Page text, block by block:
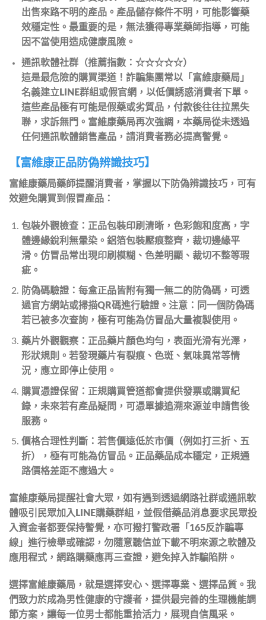
出售來路不明的產品。產品儲存條件不明，可能影響藥
效穩定性。最重要的是，無法獲得專業藥師指導，可能
因不當使用造成健康風險。
通訊軟體社群（推薦指數：☆☆☆☆☆）
這是最危險的購買渠道！詐騙集團常以「富維康藥局」
名義建立LINE群組或假官網，以低價誘惑消費者下單。
這些產品極有可能是假藥或劣質品，付款後往往拉黑失
聯，求訴無門。富維康藥局再次強調，本藥局從未透過
任何通訊軟體銷售產品，請消費者務必提高警覺。
【富維康正品防偽辨識技巧】
富維康藥局藥師提醒消費者，掌握以下防偽辨識技巧，可有
效避免購買到假冒產品：
包裝外觀檢查：正品包裝印刷清晰，色彩飽和度高，字
體邊緣銳利無暈染。鋁箔包裝壓痕整齊，裁切邊緣平
滑。仿冒品常出現印刷模糊、色差明顯、裁切不整等瑕
疵。
防偽碼驗證：每盒正品皆附有獨一無二的防偽碼，可透
過官方網站或掃描QR碼進行驗證。注意：同一個防偽碼
若已被多次查詢，極有可能為仿冒品大量複製使用。
藥片外觀觀察：正品藥片顏色均勻，表面光滑有光澤，
形狀規則。若發現藥片有裂痕、色斑、氣味異常等情
況，應立即停止使用。
購買憑證保留：正規購買管道都會提供發票或購買紀
錄，未來若有產品疑問，可憑單據追溯來源並申請售後
服務。
價格合理性判斷：若售價遠低於市價（例如打三折、五
折），極有可能為仿冒品。正品藥品成本穩定，正規通
路價格差距不應過大。
富維康藥局提醒社會大眾，如有遇到透過網路社群或通訊軟
體吸引民眾加入LINE購藥群組，並假借藥品消息要求民眾投
入資金者都要保持警覺，亦可撥打警政署「165反詐騙專
線」進行檢舉或確認，勿隨意聽信並下載不明來源之軟體及
應用程式，網路購藥應再三查證，避免掉入詐騙陷阱。
選擇富維康藥局，就是選擇安心、選擇專業、選擇品質。我
們致力於成為男性健康的守護者，提供最完善的生理機能調
節方案，讓每一位男士都能重拾活力，展現自信風采。